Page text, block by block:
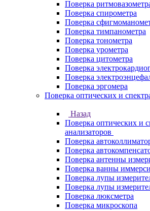
Поверка
Поверка спирометра
Поверка
Поверка тимпанометра
Поверка тонометра
Поверка урометра
Поверка цитометра
Поверка
Поверка
Поверка эргомера
Поверка оптических и
Назад
Поверка оптических и
анализаторов
Поверка
Поверка
Поверка антенны
Поверка ванны
Поверка лупы
Поверка лупы
Поверка люксметра
Поверка микроскопа